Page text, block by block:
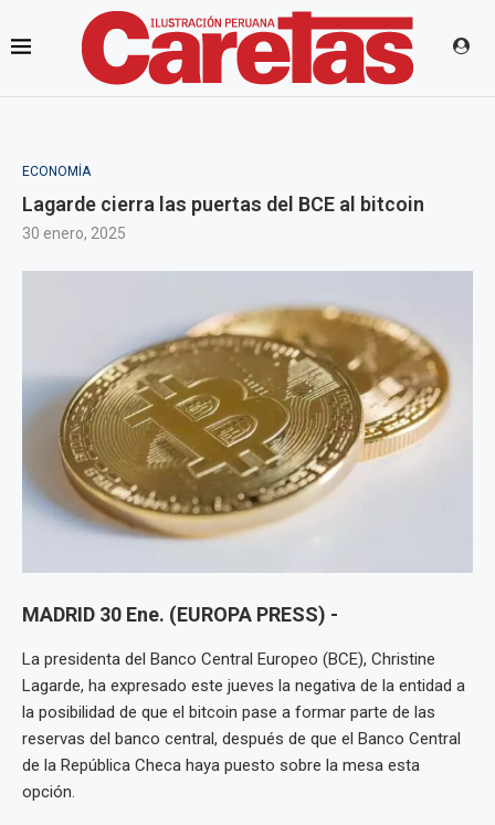
ECONOMÍA
Lagarde cierra las puertas del BCE al bitcoin
30 enero, 2025
MADRID 30 Ene. (EUROPA PRESS) -
La presidenta del Banco Central Europeo (BCE), Christine
Lagarde, ha expresado este jueves la negativa de la entidad a
la posibilidad de que el bitcoin pase a formar parte de las
reservas del banco central, después de que el Banco Central
de la República Checa haya puesto sobre la mesa esta
opción.